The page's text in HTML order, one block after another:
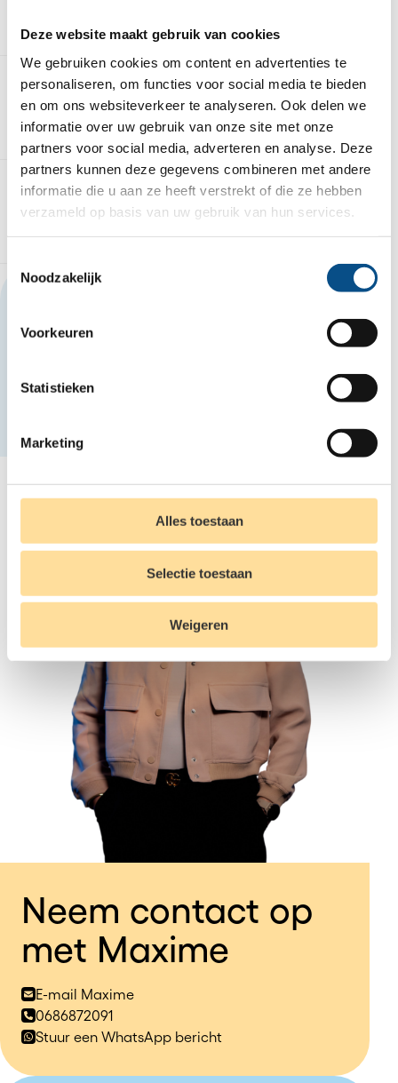
Deze website maakt gebruik van cookies
We gebruiken cookies om content en advertenties te
personaliseren, om functies voor social media te bieden
en om ons websiteverkeer te analyseren. Ook delen we
informatie over uw gebruik van onze site met onze
partners voor social media, adverteren en analyse. Deze
partners kunnen deze gegevens combineren met andere
informatie die u aan ze heeft verstrekt of die ze hebben
verzameld op basis van uw gebruik van hun services.
Noodzakelijk
Voorkeuren
Statistieken
Marketing
Alles toestaan
Selectie toestaan
Weigeren
complexe projecten.
Dit neem je mee
Dit bieden wij
Neem contact op
met Maxime
E-mail Maxime
0686872091
Stuur een WhatsApp bericht